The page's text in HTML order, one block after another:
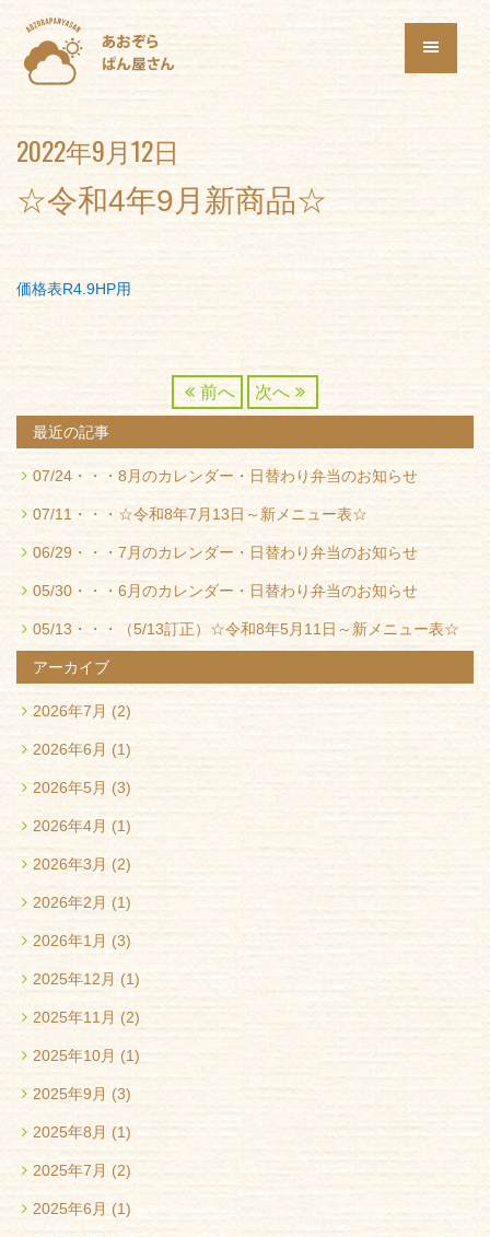
2022年9月12日
☆令和4年9月新商品☆
価格表R4.9HP用
前へ 次へ
最近の記事
07/24・・・ 8月のカレンダー・日替わり弁当のお知らせ
07/11・・・ ☆令和8年7月13日～新メニュー表☆
06/29・・・ 7月のカレンダー・日替わり弁当のお知らせ
05/30・・・ 6月のカレンダー・日替わり弁当のお知らせ
05/13・・・ （5/13訂正）☆令和8年5月11日～新メニュー表☆
アーカイブ
2026年7月 (2)
2026年6月 (1)
2026年5月 (3)
2026年4月 (1)
2026年3月 (2)
2026年2月 (1)
2026年1月 (3)
2025年12月 (1)
2025年11月 (2)
2025年10月 (1)
2025年9月 (3)
2025年8月 (1)
2025年7月 (2)
2025年6月 (1)